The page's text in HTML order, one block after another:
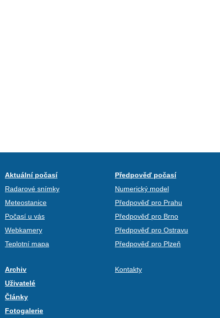
Aktuální počasí
Radarové snímky
Meteostanice
Počasí u vás
Webkamery
Teplotní mapa
Předpověď počasí
Numerický model
Předpověď pro Prahu
Předpověď pro Brno
Předpověď pro Ostravu
Předpověď pro Plzeň
Archiv
Uživatelé
Články
Fotogalerie
Kontakty